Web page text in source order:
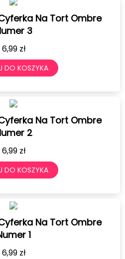
Na Tort Ombre
3
6,99 zł
DO KOSZYKA
Na Tort Ombre
2
6,99 zł
DO KOSZYKA
Na Tort Ombre
1
6,99 zł